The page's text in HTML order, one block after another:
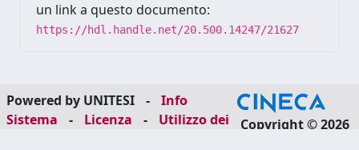
un link a questo documento:
https://hdl.handle.net/20.500.14247/21627
Powered by UNITESI -
Info
Sistema
- Licenza -
Utilizzo dei
Copyright © 2026